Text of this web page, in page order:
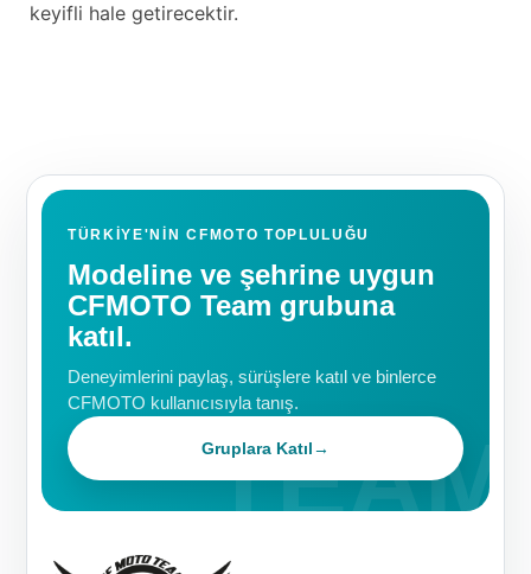
keyifli hale getirecektir.
TÜRKIYE'NIN CFMOTO TOPLULUĞU
Modeline ve şehrine uygun
CFMOTO Team grubuna
katıl.
Deneyimlerini paylaş, sürüşlere katıl ve binlerce
CFMOTO kullanıcısıyla tanış.
Gruplara Katıl→